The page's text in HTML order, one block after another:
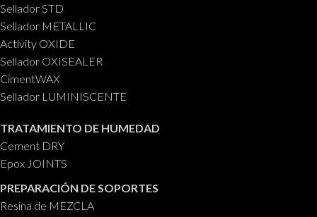
Sellador STD
Sellador METALLIC
Activity OXIDE
Sellador OXISEALER
CimentWAX
Sellador LUMINISCENTE
TRATAMIENTO DE HUMEDAD
Cement DRY
Epox JOINTS
PREPARACIÓN DE SOPORTES
Resina de MEZCLA